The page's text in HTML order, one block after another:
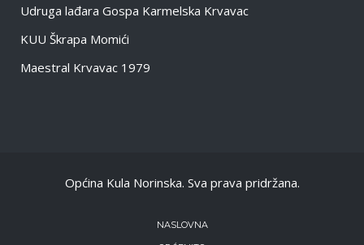
Udruga lađara Gospa Karmelska Krvavac
KUU Škrapa Momići
Maestral Krvavac 1979
Općina Kula Norinska. Sva prava pridržana.
NASLOVNA